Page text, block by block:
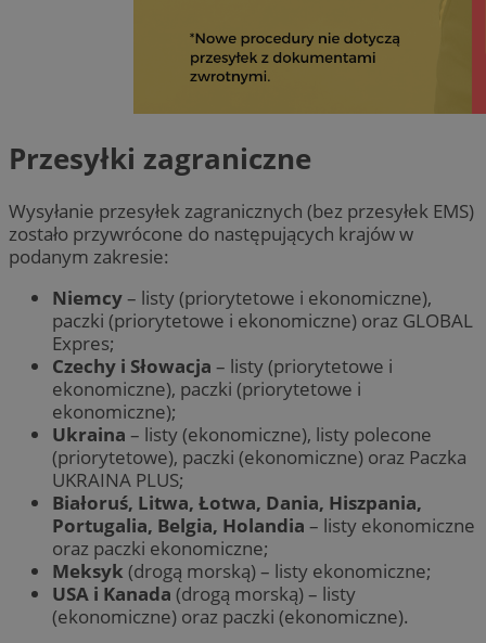
Przesyłki zagraniczne
Wysyłanie przesyłek zagranicznych (bez przesyłek EMS)
zostało przywrócone do następujących krajów w
podanym zakresie:
Niemcy– listy (priorytetowe i ekonomiczne),
paczki (priorytetowe i ekonomiczne) oraz GLOBAL
Expres;
Czechy i Słowacja – listy (priorytetowe i
ekonomiczne), paczki (priorytetowe i
ekonomiczne);
Ukraina – listy (ekonomiczne), listy polecone
(priorytetowe), paczki (ekonomiczne) oraz Paczka
UKRAINA PLUS;
Białoruś, Litwa, Łotwa, Dania, Hiszpania,
Portugalia, Belgia, Holandia – listy ekonomiczne
oraz paczki ekonomiczne;
Meksyk (drogą morską) – listy ekonomiczne;
USA i Kanada (drogą morską) – listy
(ekonomiczne) oraz paczki (ekonomiczne).